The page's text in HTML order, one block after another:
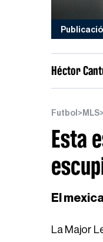
Héctor
Futbol > MLS>
Esta
El
La Major